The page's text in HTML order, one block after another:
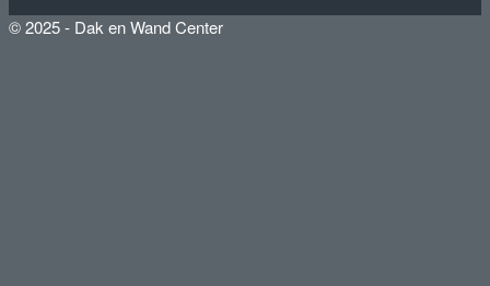
© 2025 - Dak en Wand Center